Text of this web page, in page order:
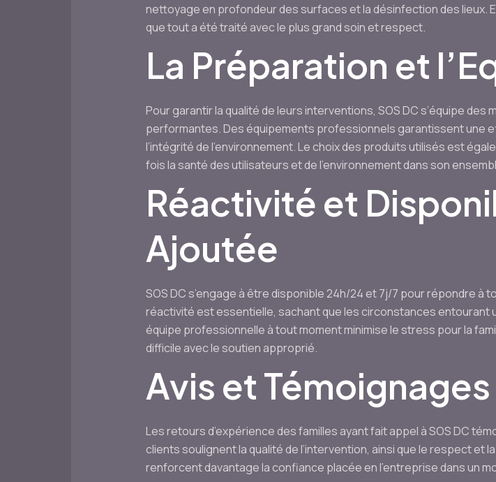
nettoyage en profondeur des surfaces et la désinfection des lieux.
que tout a été traité avec le plus grand soin et respect.
La Préparation et
Pour garantir la qualité de leurs interventions, SOS DC s’équipe
performantes. Des équipements professionnels garantissent une
l’intégrité de l’environnement. Le choix des produits utilisés est
fois la santé des utilisateurs et de l’environnement dans son
Réactivité et
Ajoutée
SOS DC s’engage à être disponible 24h/24 et 7j/7 pour répondre
réactivité est essentielle, sachant que les circonstances entourant
équipe professionnelle à tout moment minimise le stress pour la
difficile avec le soutien approprié.
Avis et
Les retours d’expérience des familles ayant fait appel à SOS DC
clients soulignent la qualité de l’intervention, ainsi que le respect et
renforcent davantage la confiance placée en l’entreprise dans un